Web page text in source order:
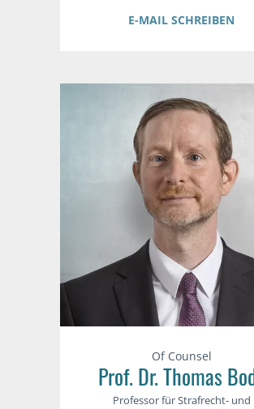
E-MAIL SCHREIBEN
Of Counsel
Prof. Dr. Thomas
Professor für Strafrecht- und